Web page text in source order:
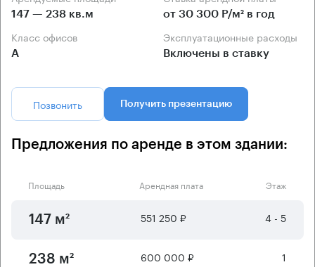
147 — 238 кв.м от 30 300 Р/м² в год
Класс офисов
А
Эксплуатационные расходы
Включены в ставку
Позвонить Получить презентацию
Предложения по аренде в этом здании:
Площадь Арендная плата Этаж
147 м² 551 250 ₽ 4 - 5
238 м² 600 000 ₽ 1